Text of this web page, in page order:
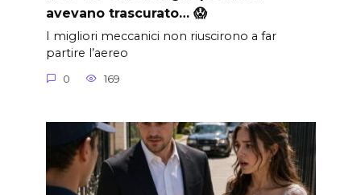
avevano trascurato… 😱
I migliori meccanici non riuscirono a far
partire l’aereo
0 169